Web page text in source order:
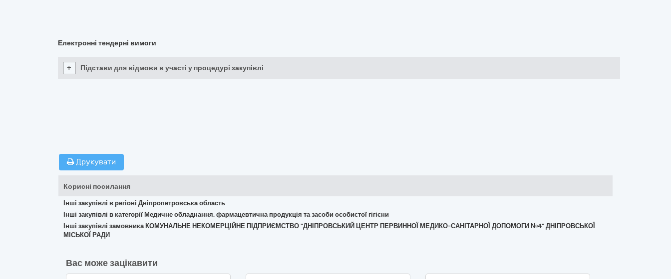
Електронні тендерні вимоги
+ Підстави для відмови в участі у процедурі закупівлі
Друкувати
Корисні посилання
Інші закупівлі в регіоні Дніпропетровська область
Інші закупівлі в категорії Медичне обладнання, фармацевтична продукція та засоби особистої гігієни
Інші закупівлі замовника КОМУНАЛЬНЕ НЕКОМЕРЦІЙНЕ ПІДПРИЄМСТВО "ДНІПРОВСЬКИЙ ЦЕНТР ПЕРВИННОЇ МЕДИКО-САНІТАРНОЇ ДОПОМОГИ №4" ДНІПРОВСЬКОЇ
МІСЬКОЇ РАДИ
Вас може зацікавити